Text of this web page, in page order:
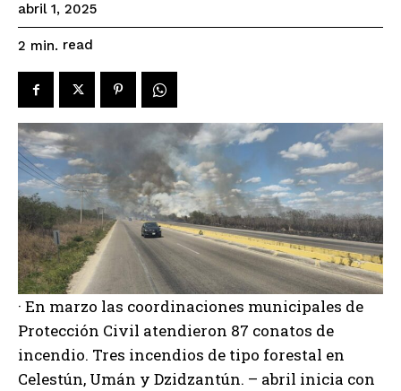
abril 1, 2025
2 min. read
· En marzo las coordinaciones municipales de
Protección Civil atendieron 87 conatos de
incendio. Tres incendios de tipo forestal en
Celestún, Umán y Dzidzantún. – abril inicia con